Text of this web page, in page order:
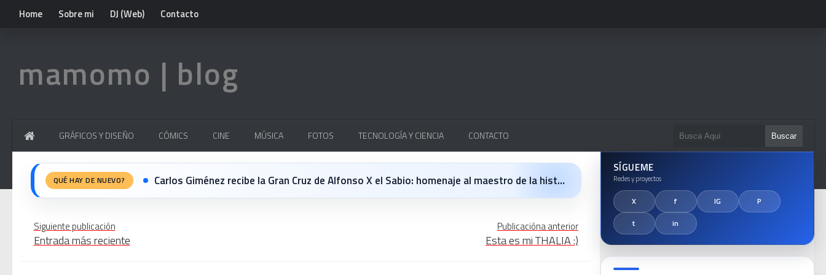
Home Sobre mi DJ (Web) Contacto
mamomo | blog
GRÁFICOS Y DISEÑO CÓMICS CINE MÚSICA FOTOS TECNOLOGÍA Y CIENCIA CONTACTO
QUÉ HAY DE NUEVO? Carlos Giménez recibe la Gran Cruz de Alfonso X el Sabio: homenaje al maestro de la historieta española
Siguiente publicación
Entrada más reciente
Publicacióna anterior
Esta es mi THALIA :)
SÍGUEME